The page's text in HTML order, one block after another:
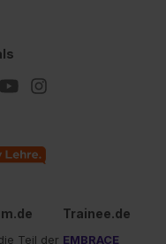
Trainee.de
Teil der EMBRACE